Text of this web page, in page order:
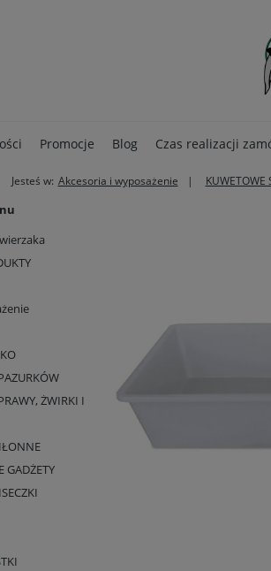
Promocje Blog Czas realizacji
Jesteś w: Akcesoria i wyposażenie KUWETOWE
ŻWIRKI I
GADŻETY